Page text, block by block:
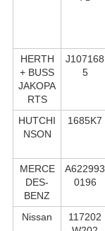
HERTH
+ BUSS
JAKOPA
RTS
J107168
5
HUTCHI
NSON
1685K7
MERCE
DES-
BENZ
A622993
0196
Nissan
117202